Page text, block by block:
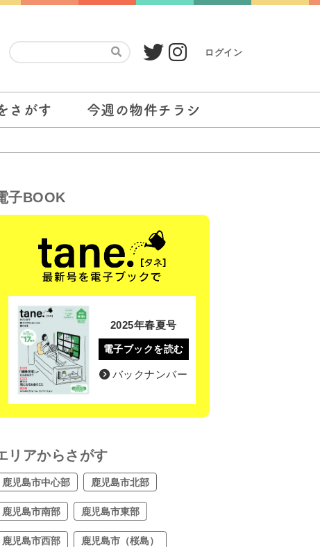
ログイン
さがす 今週の物件チラシ
子BOOK
2025年春夏号
電子ブックを読む
バックナンバー
リアからさがす
鹿児島市中心部 鹿児島市北部
鹿児島市南部 鹿児島市東部
鹿児島市西部 鹿児島市（桜島）